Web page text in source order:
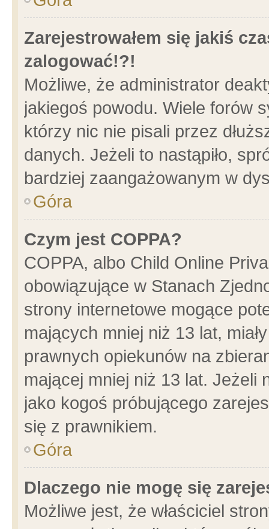
Zarejestrowałem się jakiś
zalogować!?!
Możliwe, że administrator
jakiegoś powodu. Wiele forów
którzy nic nie pisali przez
danych. Jeżeli to nastąpiło,
bardziej zaangażowanym w
Góra
Czym jest COPPA?
COPPA, albo Child Online
obowiązujące w Stanach
strony internetowe mogące
mających mniej niż 13 lat,
prawnych opiekunów na
mającej mniej niż 13 lat. Jeżeli
jako kogoś próbującego
się z prawnikiem.
Góra
Dlaczego nie mogę się
Możliwe jest, że właściciel